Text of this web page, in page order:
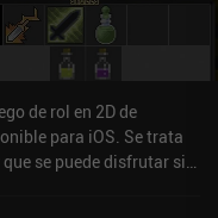
de rol en 2D de
para iOS. Se trata
se puede disfrutar sin